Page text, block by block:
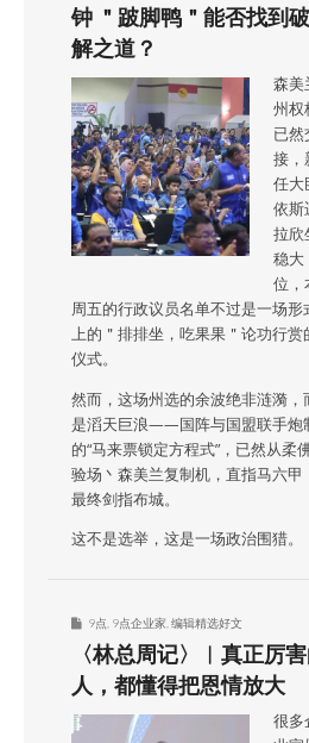
钟 ＂跛脚鸭＂能否找到破
解之道？
森美
州权
已然
接，
任大
依斯
拉欣
稳大
位，
周五的行政议员名单不过是一场形
上的＂排排坐，吃果果＂论功行赏
仪式。
然而，这场州选的余波绝非涟漪，
是滔天巨浪——国阵与国盟联手炮
的“马来票锁定方程式”，已然从柔
验场丶森美兰复制机，直指马六甲
最终剑指布城。
这不是选举，这是一场政治围猎。
9点 9点企业家 编辑精选好文
〈林总周记〉︱真正厉
人，都懂得把恩情放大
很多